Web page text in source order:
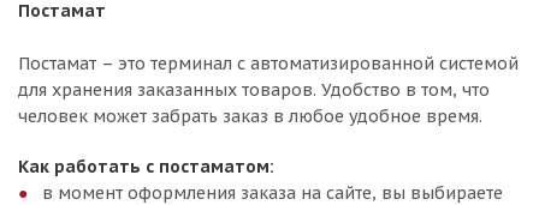
Постамат
Постамат – это терминал с автоматизированной системой
для хранения заказанных товаров. Удобство в том, что
человек может забрать заказ в любое удобное время.
Как работать с постаматом:
в момент оформления заказа на сайте, вы выбираете